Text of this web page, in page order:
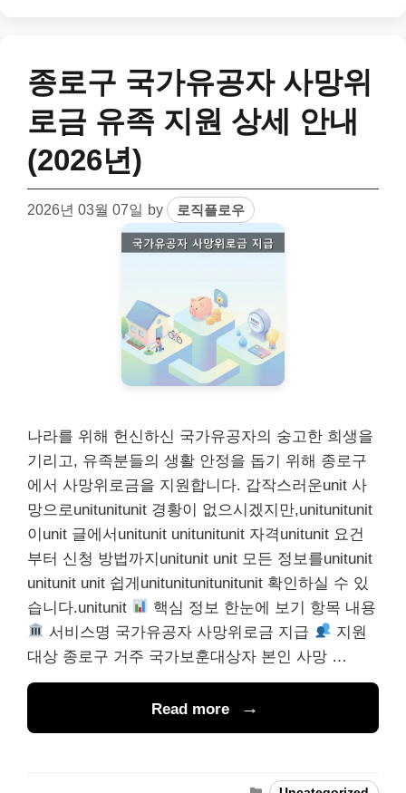
종로구 국가유공자 사망위
로금 유족 지원 상세 안내
(2026년)
2026년 03월 07일 by 로직플로우
나라를 위해 헌신하신 국가유공자의 숭고한 희생을
기리고, 유족분들의 생활 안정을 돕기 위해 종로구
에서 사망위로금을 지원합니다. 갑작스러운unit 사
망으로unitunitunit 경황이 없으시겠지만,unitunitunit
이unit 글에서unitunit unitunitunit 자격unitunit 요건
부터 신청 방법까지unitunit unit 모든 정보를unitunit
unitunit unit 쉽게unitunitunitunitunit 확인하실 수 있
습니다.unitunit
핵심 정보 한눈에 보기 항목 내용
서비스명 국가유공자 사망위로금 지급
지원
대상 종로구 거주 국가보훈대상자 본인 사망 …
Read more
Categories